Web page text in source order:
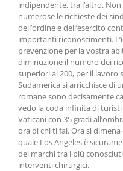
indipendente, tra l’altro.
numerose le richieste dei
dell’ordine e dell’esercito
importanti riconoscimenti.
prevenzione per la vostra
diminuzione il numero dei
superiori ai 200, per il lavoro
Sudamerica si arricchisce di
romane sono decisamente
vedo la coda infinita di
Vaticani con 35 gradi
ora di chi ti fai. Ora si
quale Los Angeles è
dei marchi tra i più
interventi chirurgici.